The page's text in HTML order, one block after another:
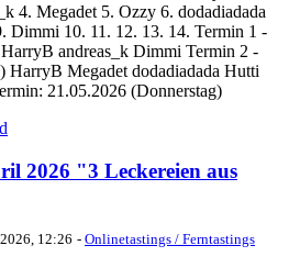
4. Megadet 5. Ozzy 6. dodadiadada
Dimmi 10. 11. 12. 13. 14. Termin 1 -
andreas_k Dimmi Termin 2 -
HarryB Megadet dodadiadada Hutti
21.05.2026 (Donnerstag)
2026 "3 Leckereien aus
12:26 - Onlinetastings / Ferntastings